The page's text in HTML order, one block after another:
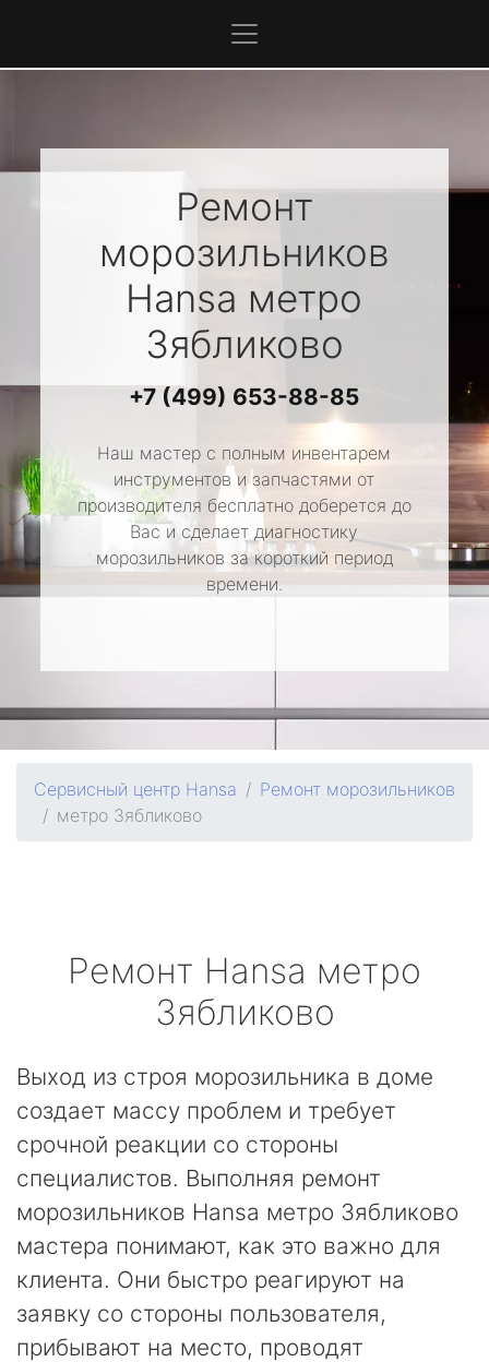
Ремонт
морозильников
Hansa метро
Зябликово
+7 (499) 653-88-85
Наш мастер с полным инвентарем
инструментов и запчастями от
производителя бесплатно доберется до
Вас и сделает диагностику
морозильников за короткий период
времени.
Сервисный центр Hansa
Ремонт морозильников
метро Зябликово
Ремонт Hansa метро
Зябликово
Выход из строя морозильника в доме
создает массу проблем и требует
срочной реакции со стороны
специалистов. Выполняя ремонт
морозильников Hansa метро Зябликово
мастера понимают, как это важно для
клиента. Они быстро реагируют на
заявку со стороны пользователя,
прибывают на место, проводят